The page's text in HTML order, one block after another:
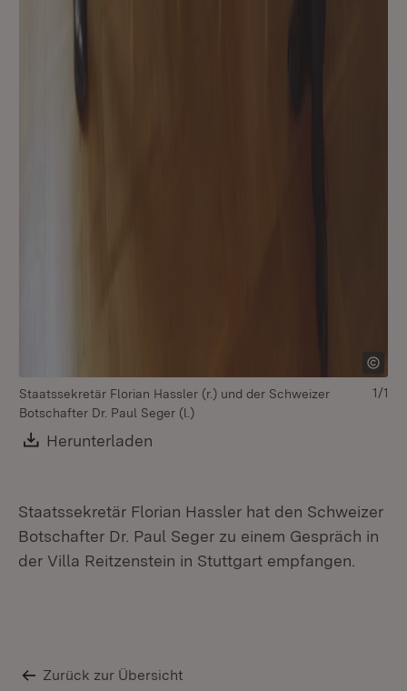
Staatssekretär Florian Hassler (r.) und der Schweizer
Botschafter Dr. Paul Seger (l.)
Download:
Herunterladen
1/1
Staatssekretär Florian Hassler hat den Schweizer
Botschafter Dr. Paul Seger zu einem Gespräch in
der Villa Reitzenstein in Stuttgart empfangen.
Zurück zur Übersicht